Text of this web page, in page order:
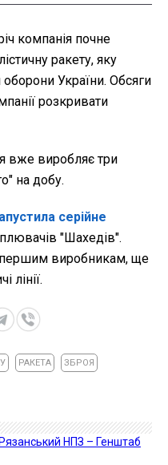
компанія почне
ракету, яку
України. Обсяги
розкривати
вже виробляє три
на добу.
серійне
"Шахедів".
виробникам, ще
лінії.
РАКЕТА ЗБРОЯ
НПЗ – Генштаб